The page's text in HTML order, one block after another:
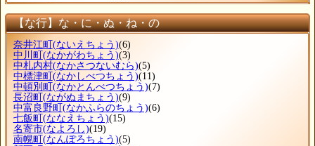
【な行】な・に・ぬ・ね・の
奈井江町 (ないえちょう)(6)
中川町 (なかがわちょう)(3)
中札内村(なかさつないむら)(5)
中標津町 (なかしべつちょう)(11)
中頓別町 (なかとんべつちょう)(7)
長沼町 (ながぬまちょう)(9)
中富良野町 (なかふらのちょう)(6)
七飯町 (ななえちょう)(15)
名寄市(なよろし)(19)
南幌町 (なんぽろちょう)(5)